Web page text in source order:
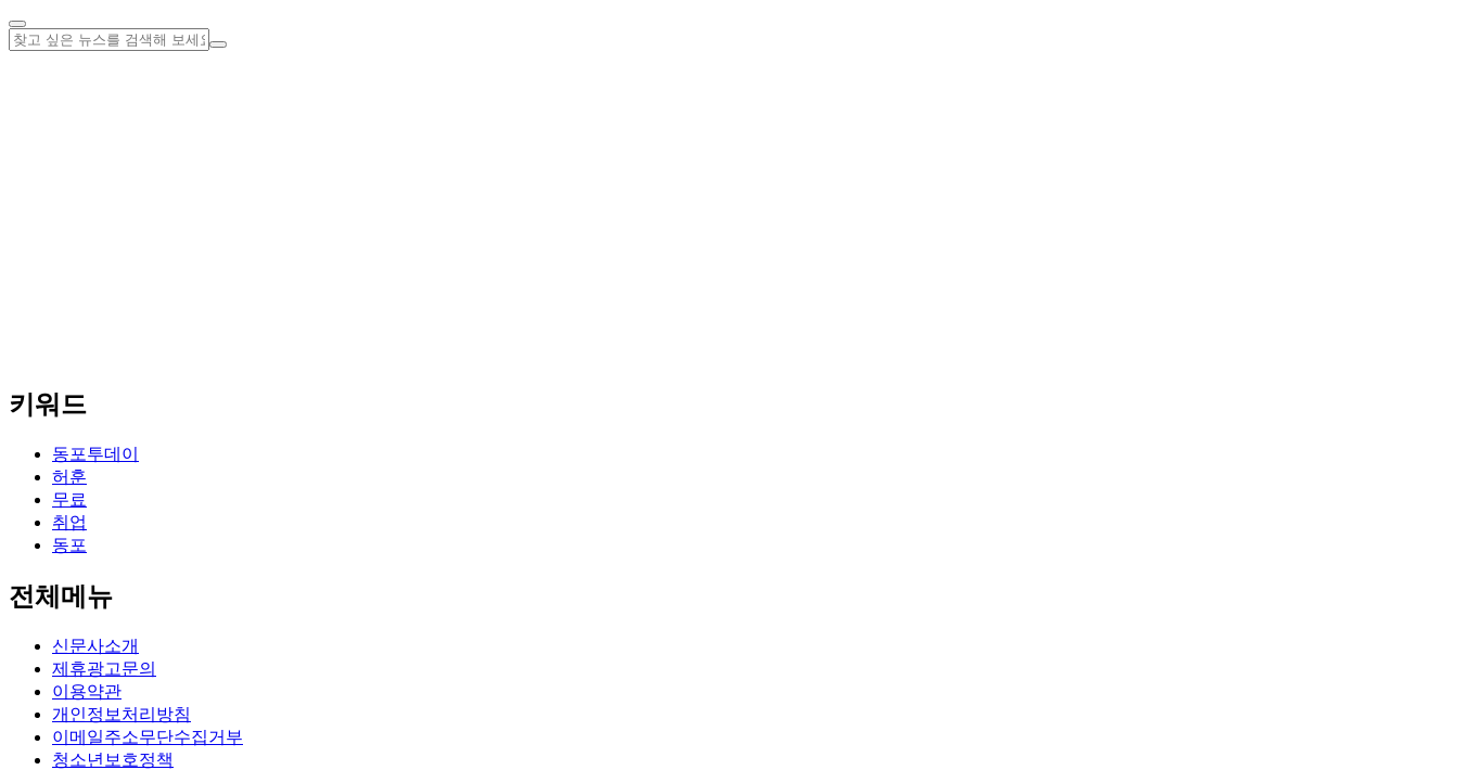
키워드
동포투데이
허훈
무료
취업
동포
전체메뉴
신문사소개
제휴광고문의
이용약관
개인정보처리방침
이메일주소무단수집거부
청소년보호정책